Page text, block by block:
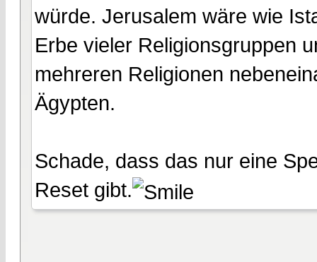
würde. Jerusalem wäre wie
Erbe vieler Religionsgruppen
mehreren Religionen
Ägypten.
Schade, dass das nur eine
Reset gibt.